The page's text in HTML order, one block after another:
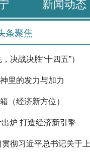
新闻动态
条聚焦
决战决胜“十四五”）
里的发力与加力
（经济新方位）
出炉 打造经济新引擎
彻习近平总书记关于